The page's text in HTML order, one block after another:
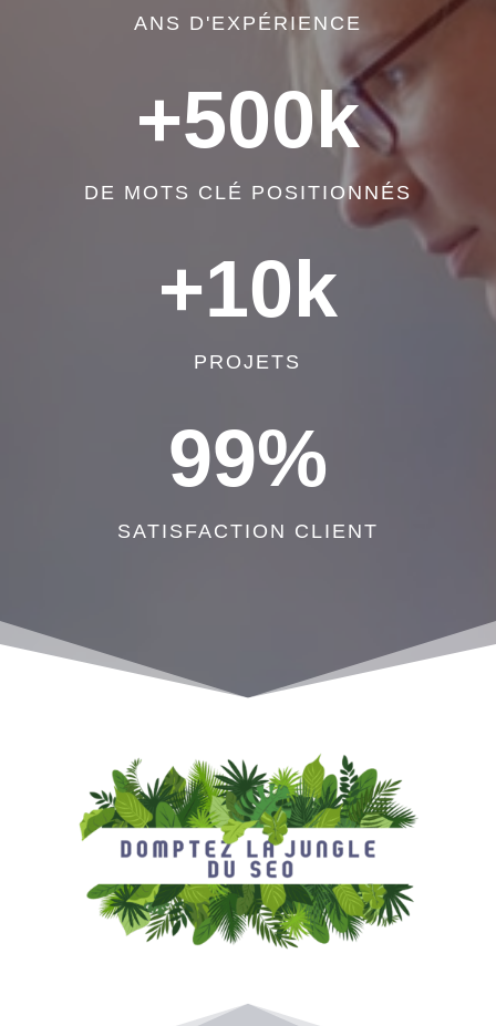
ANS D'EXPÉRIENCE
+500k
DE MOTS CLÉ POSITIONNÉS
+10k
PROJETS
99%
SATISFACTION CLIENT